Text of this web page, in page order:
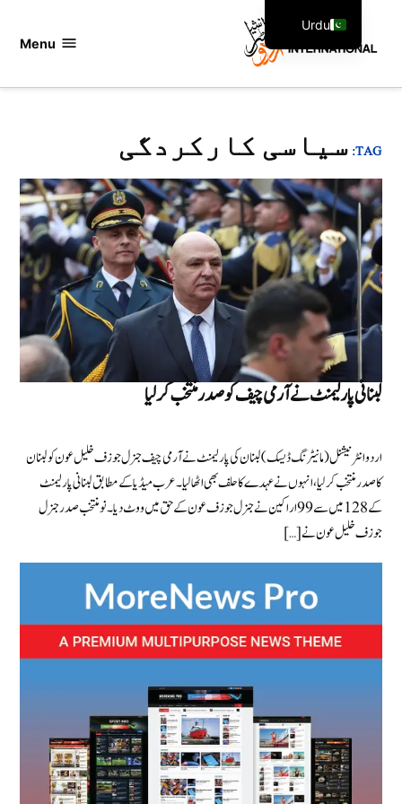
Menu
TAG: سیاسی کارکردگی
لبنانی پارلیمنٹ نے آرمی چیف کو صدر منتخب کرلیا
اردو انٹرنیشنل (مانیٹرنگ ڈیسک) لبنان کی پارلیمنٹ نے آرمی چیف جنرل جوزف خلیل عون کو لبنان
کا صدر منتخب کرلیا، انہوں نے عہدے کا حلف بھی اٹھا لیا۔ عرب میڈیا کے مطابق لبنانی پارلیمنٹ
کے 128 میں سے 99 اراکین نے جنرل جوزف عون کےحق میں ووٹ دیا۔ نومنتخب صدر جنرل
جوزف خلیل عون نے […]
Urdu
English